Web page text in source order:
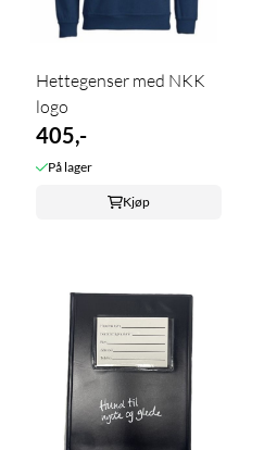
Hettegenser med NKK
logo
405,-
På lager
Kjøp